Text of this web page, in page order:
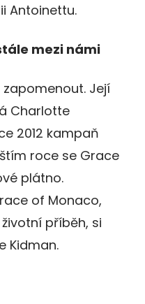
Antoinettu.
mezi námi
zapomenout. Její
Charlotte
2012 kampaň
roce se Grace
plátno.
of Monaco,
příběh, si
Kidman.